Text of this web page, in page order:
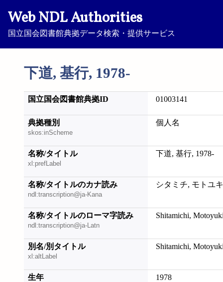
Web NDL Authorities
国立国会図書館典拠データ検索・提供サービス
下道, 基行, 1978-
国立国会図書館典拠ID 01003141
典拠種別
skos:inScheme
個人名
名称/タイトル
xl:prefLabel
下道, 基行, 1978-
名称/タイトルのカナ読み
ndl:transcription@ja-Kana
シタミチ, モトユ
名称/タイトルのローマ字読み
ndl:transcription@ja-Latn
Shitamichi,
別名/別タイトル
xl:altLabel
Shitamichi,
生年 1978